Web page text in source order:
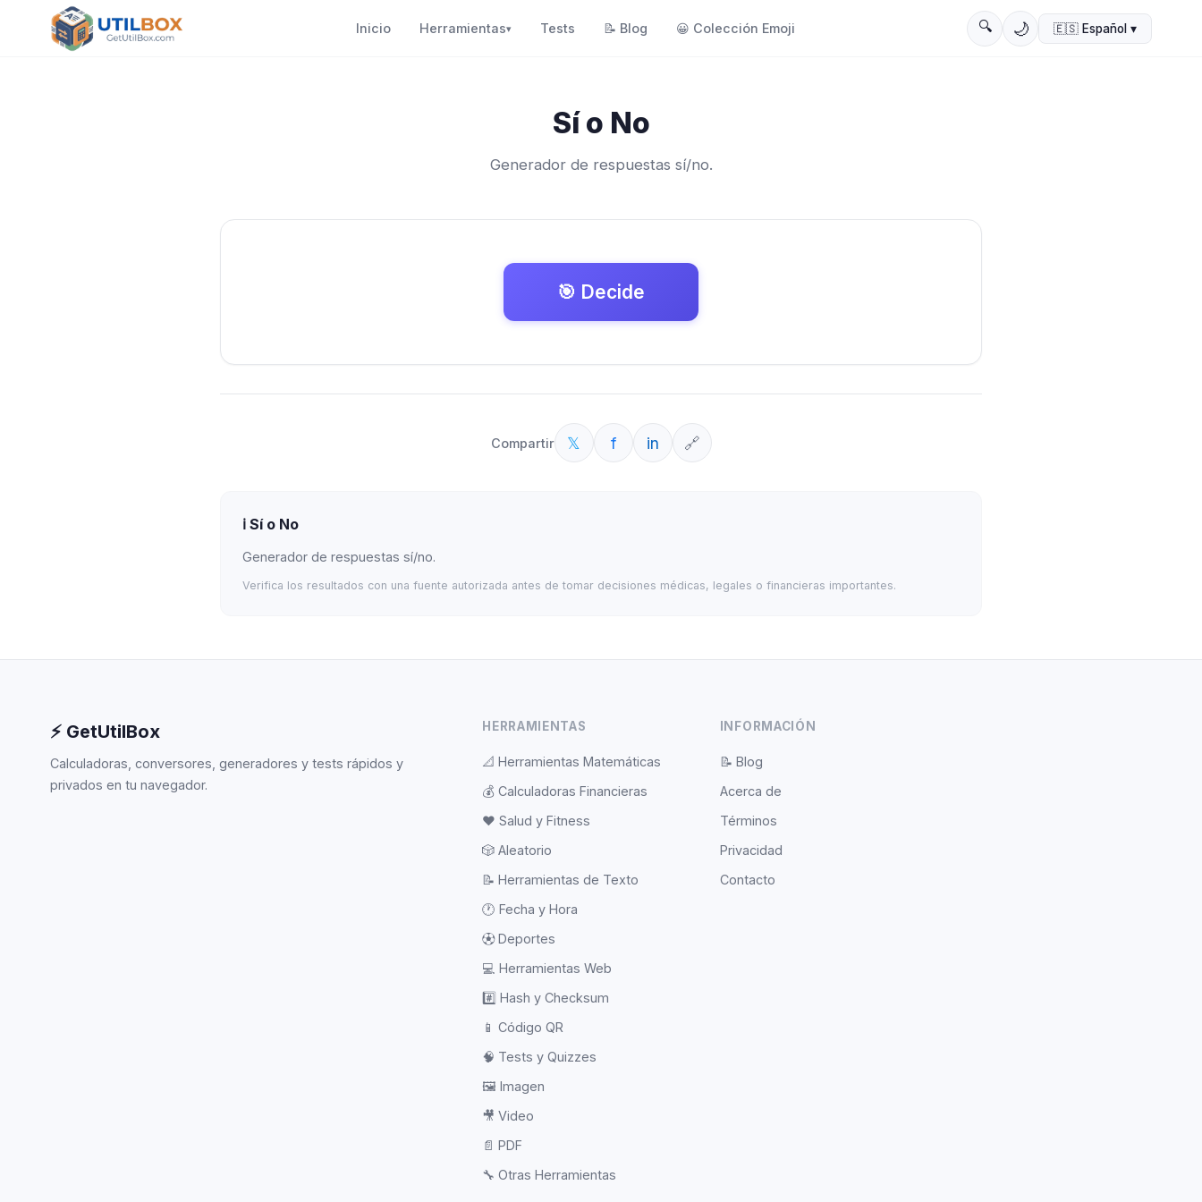
Inicio Herramientas▾ Tests 📝 Blog 😀 Colección Emoji 🔍 🌙 🇪🇸 Español ▾
Sí o No
Generador de respuestas sí/no.
🎯 Decide
Compartir 𝕏 f in 🔗
ℹ️ Sí o No
Generador de respuestas sí/no.
Verifica los resultados con una fuente autorizada antes de tomar decisiones médicas, legales o financieras importantes.
⚡ GetUtilBox
Calculadoras, conversores, generadores y tests rápidos y
privados en tu navegador.
HERRAMIENTAS
📐 Herramientas Matemáticas
💰 Calculadoras Financieras
❤️ Salud y Fitness
🎲 Aleatorio
📝 Herramientas de Texto
🕐 Fecha y Hora
⚽ Deportes
💻 Herramientas Web
#️⃣ Hash y Checksum
📱 Código QR
🧠 Tests y Quizzes
🖼️ Imagen
🎥 Video
📄 PDF
🔧 Otras Herramientas
INFORMACIÓN
📝 Blog
Acerca de
Términos
Privacidad
Contacto